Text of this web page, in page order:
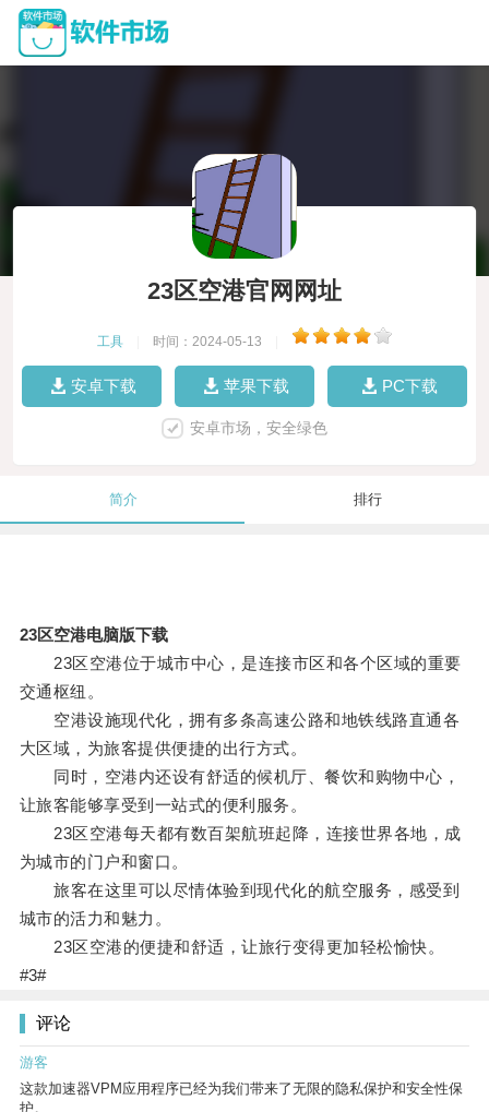
23区空港官网网址
工具 时间：2024-05-13
安卓下载 苹果下载 PC下载
安卓市场，安全绿色
简介 排行
23区空港电脑版下载
23区空港位于城市中心，是连接市区和各个区域的重要
交通枢纽。
空港设施现代化，拥有多条高速公路和地铁线路直通各
大区域，为旅客提供便捷的出行方式。
同时，空港内还设有舒适的候机厅、餐饮和购物中心，
让旅客能够享受到一站式的便利服务。
23区空港每天都有数百架航班起降，连接世界各地，成
为城市的门户和窗口。
旅客在这里可以尽情体验到现代化的航空服务，感受到
城市的活力和魅力。
23区空港的便捷和舒适，让旅行变得更加轻松愉快。
#3#
评论
游客
这款加速器VPM应用程序已经为我们带来了无限的隐私保护和安全性保
护。